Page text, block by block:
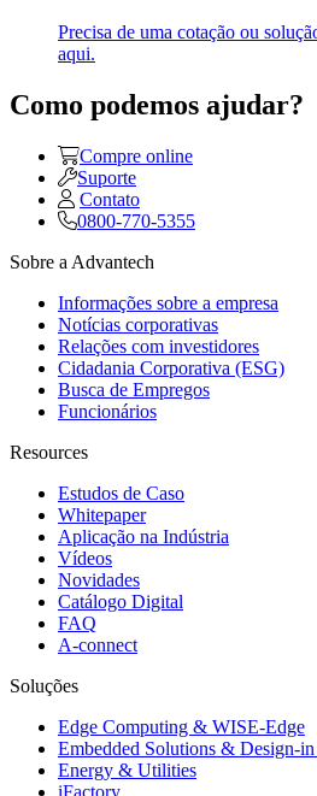
Precisa de uma cotação ou
aqui.
Como podemos ajudar?
Compre online
Suporte
Contato
0800-770-5355
Sobre a Advantech
Informações sobre a empresa
Notícias corporativas
Relações com investidores
Cidadania Corporativa (ESG)
Busca de Empregos
Funcionários
Resources
Estudos de Caso
Whitepaper
Aplicação na Indústria
Vídeos
Novidades
Catálogo Digital
FAQ
A-connect
Soluções
Edge Computing & WISE-Edge
Embedded Solutions & Design-
Energy & Utilities